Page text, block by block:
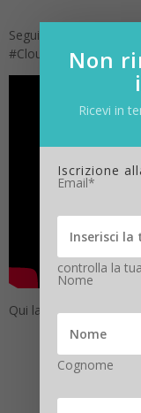
Segui il webinar 2.0
#CloudMadeInItaly
Qui la diretta Social
Non
Ricevi in
Iscrizione
Email*
controlla la
Nome
Cognome